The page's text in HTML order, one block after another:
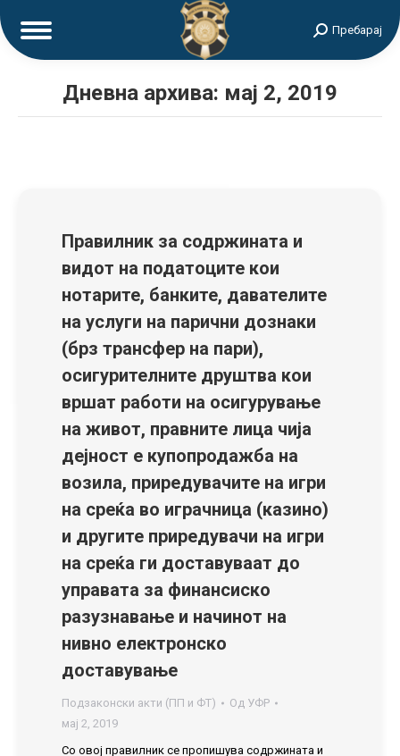
Search:Пребарај
Дневна архива: мај 2, 2019
Правилник за содржината и
видот на податоците кои
нотарите, банките, давателите
на услуги на парични дознаки
(брз трансфер на пари),
осигурителните друштва кои
вршат работи на осигурување
на живот, правните лица чија
дејност е купопродажба на
возила, приредувачите на игри
на среќа во играчница (казино)
и другите приредувачи на игри
на среќа ги доставуваат до
управата за финансиско
разузнавање и начинот на
нивно електронско
доставување
Подзаконски акти (ПП и ФТ) Од УФР
мај 2, 2019
Со овој правилник се пропишува содржината и